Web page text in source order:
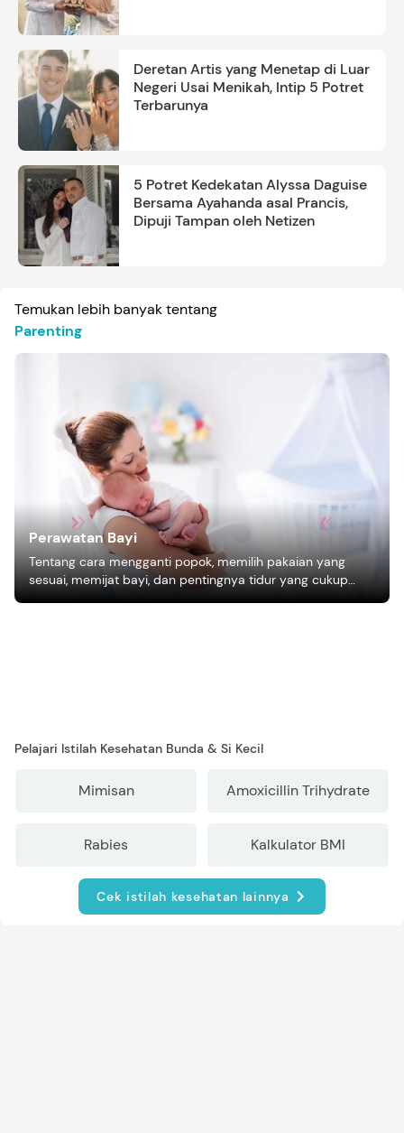
Deretan Artis yang Menetap di Luar
Negeri Usai Menikah, Intip 5 Potret
Terbarunya
5 Potret Kedekatan Alyssa Daguise
Bersama Ayahanda asal Prancis,
Dipuji Tampan oleh Netizen
Temukan lebih banyak tentang
Parenting
Perawatan Bayi
Tentang cara mengganti popok, memilih pakaian yang
sesuai, memijat bayi, dan pentingnya tidur yang cukup
bagi pertumbuhan bayi.
Pelajari Istilah Kesehatan Bunda & Si Kecil
Mimisan Amoxicillin Trihydrate
Rabies Kalkulator BMI
Cek istilah kesehatan lainnya